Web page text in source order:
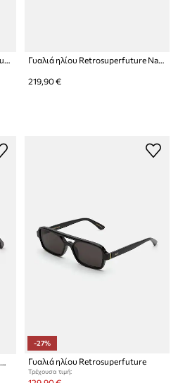
Γυαλιά ηλίου Retrosuperfuture Tutto Γυαλιά ηλίου Retrosuperfuture Nameko
219,90 €
Γυαλιά ηλίου Retrosuperfuture America
-27%
Γυαλιά ηλίου Retrosuperfuture
Τρέχουσα τιμή: